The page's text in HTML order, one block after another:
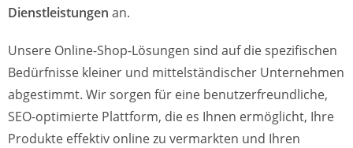
Dienstleistungen an.
Unsere Online-Shop-Lösungen sind auf die spezifischen
Bedürfnisse kleiner und mittelständischer Unternehmen
abgestimmt. Wir sorgen für eine benutzerfreundliche,
SEO-optimierte Plattform, die es Ihnen ermöglicht, Ihre
Produkte effektiv online zu vermarkten und Ihren